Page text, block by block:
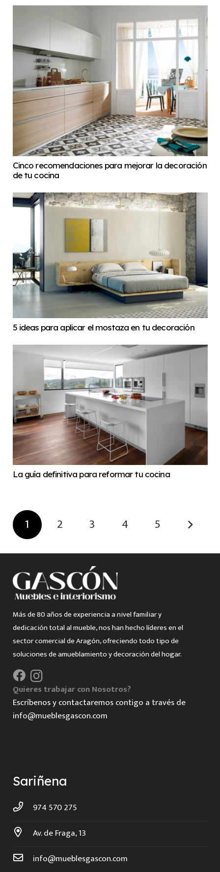
Cinco recomendaciones para mejorar la decoración
de tu cocina
5 ideas para aplicar el mostaza en tu decoración
La guía definitiva para reformar tu cocina
1 2 3 4 5
Más de 80 años de experiencia a nivel familiar y
dedicación total al mueble, nos han hecho líderes en el
sector comercial de Aragón, ofreciendo todo tipo de
soluciones de amueblamiento y decoración del hogar.
Quieres trabajar con Nosotros?
Escríbenos y contactaremos contigo a través de
info@mueblesgascon.com
Sariñena
974 570 275
Av. de Fraga, 13
info@mueblesgascon.com